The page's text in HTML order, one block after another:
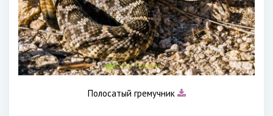
Полосатый гремучник